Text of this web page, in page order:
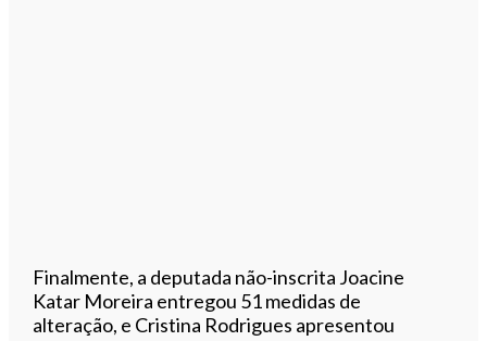
Finalmente, a deputada não-inscrita Joacine
Katar Moreira entregou 51 medidas de
alteração, e Cristina Rodrigues apresentou